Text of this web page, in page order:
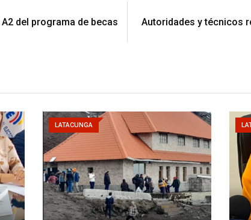
del programa de becas
Autoridades y técnicos
LATACUNGA